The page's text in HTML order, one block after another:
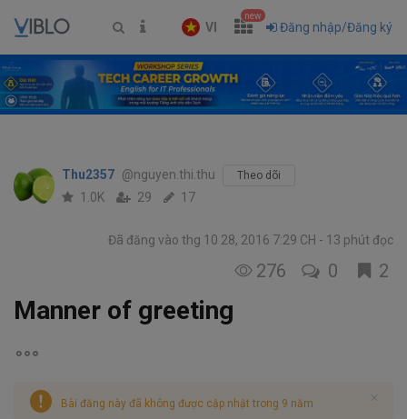
VI
new
Đăng nhập/Đăng ký
Thu2357 @nguyen.thi.thu Theo dõi
1.0K 29 17
Đã đăng vào thg 10 28, 2016 7:29 CH 13 phút đọc
276 0 2
Manner of greeting
Bài đăng này đã không được cập nhật trong 9 năm